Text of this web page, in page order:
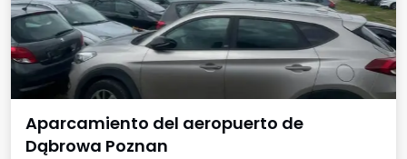
Aparcamiento del aeropuerto de
Dąbrowa Poznan